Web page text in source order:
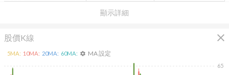
顯示詳細
股價K線 close
65
5MA: 10MA: 20MA: 60MA: settings MA 設定